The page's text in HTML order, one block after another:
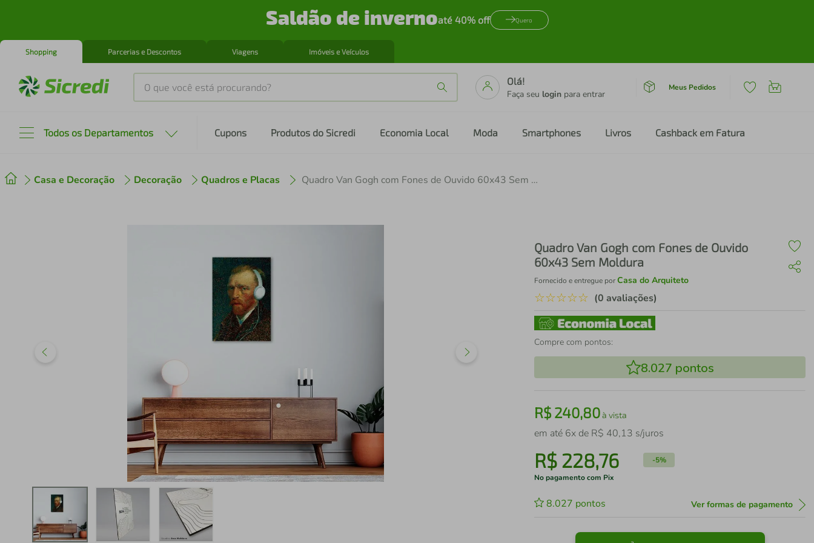
Saldão de invernoaté 40% off Quero
Shopping Parcerias e Descontos Viagens Imóveis e Veículos
O que você está procurando?
Olá!
Faça seu login para entrar
Meus Pedidos
Todos os Departamentos Cupons Produtos do Sicredi Economia Local Moda Smartphones Livros Cashback em Fatura
Casa e Decoração Decoração Quadros e Placas Quadro Van Gogh com Fones de Ouvido 60x43 Sem Moldura
Quadro Van Gogh com Fones de Ouvido
60x43 Sem Moldura
Fornecido e entregue porCasa do Arquiteto
☆☆☆☆☆ (0 avaliações)
Compre com pontos:
8.027 pontos
R$240,80à vista
em até 6x de R$ 40,13 s/juros
R$ 228,76 -5%
No pagamento com Pix
8.027 pontos Ver formas de pagamento
º cafeteira